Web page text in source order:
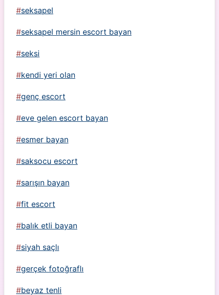
seksapel
seksapel mersin escort bayan
seksi
kendi yeri olan
genç escort
eve gelen escort bayan
esmer bayan
saksocu escort
sarışın bayan
fit escort
balık etli bayan
siyah saçlı
gerçek fotoğraflı
beyaz tenli